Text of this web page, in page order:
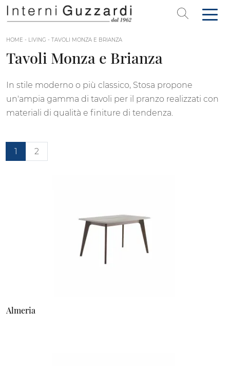
HOME - LIVING - TAVOLI MONZA E BRIANZA
Tavoli Monza e Brianza
In stile moderno o più classico, Stosa propone
un'ampia gamma di tavoli per il pranzo realizzati con
materiali di qualità e finiture di tendenza.
1 2
Almeria